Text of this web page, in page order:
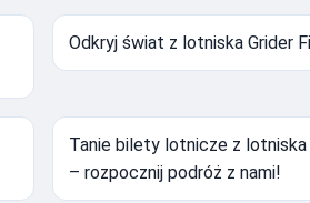
Odkryj świat z lotniska Grider
Tanie bilety lotnicze z lotniska
– rozpocznij podróż z nami!